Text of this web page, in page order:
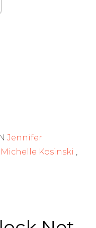
Jennifer
Michelle Kosinski